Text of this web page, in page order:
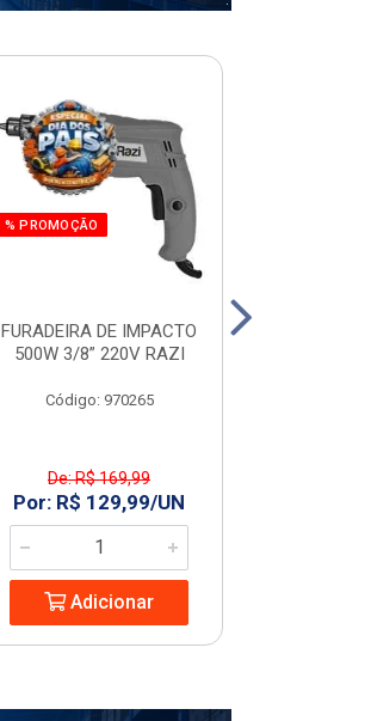
% PROMOÇÃO
FURADEIRA DE IMPACTO
500W 3/8” 220V RAZI
Código: 970265
De: R$ 169,99
Por: R$ 129,99/UN
Adicionar